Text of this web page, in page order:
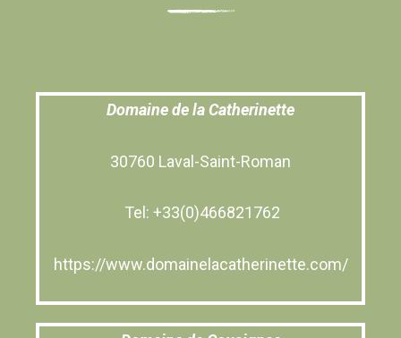
Domaine de la Catherinette
30760 Laval-Saint-Roman
Tel: +33(0)466821762
https://www.domainelacatherinette.com/